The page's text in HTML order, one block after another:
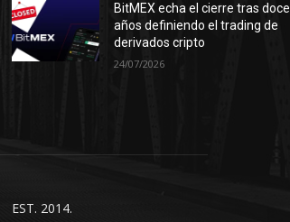
BitMEX echa el cierre tras doce
años definiendo el trading de
derivados cripto
24/07/2026
EST. 2014.